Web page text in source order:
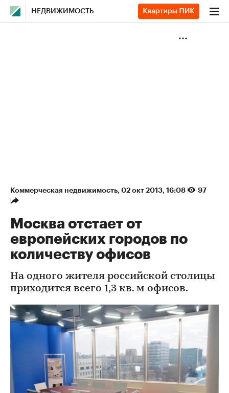
НЕДВИЖИМОСТЬ
Коммерческая недвижимость⁠, 02 окт 2013, 16:08 97
Москва отстает от
европейских городов по
количеству офисов
На одного жителя российской столицы
приходится всего 1,3 кв. м офисов.